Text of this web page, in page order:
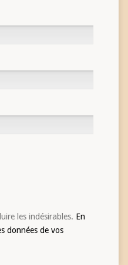
les indésirables. En
données de vos